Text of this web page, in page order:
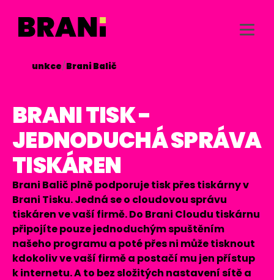
Funkce/Brani Balič
BRANI TISK -
JEDNODUCHÁ SPRÁVA
TISKÁREN
Brani Balič plně podporuje tisk přes tiskárny v
Brani Tisku. Jedná se o cloudovou správu
tiskáren ve vaší firmě. Do Brani Cloudu tiskárnu
připojíte pouze jednoduchým spuštěním
našeho programu a poté přes ni může tisknout
kdokoliv ve vaší firmě a postačí mu jen přístup
k internetu. A to bez složitých nastavení sítě a